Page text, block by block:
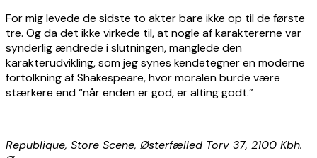
For mig levede de sidste to akter bare ikke op til de første
tre. Og da det ikke virkede til, at nogle af karaktererne var
synderlig ændrede i slutningen, manglede den
karakterudvikling, som jeg synes kendetegner en moderne
fortolkning af Shakespeare, hvor moralen burde være
stærkere end “når enden er god, er alting godt.”
Republique, Store Scene, Østerfælled Torv 37, 2100 Kbh.